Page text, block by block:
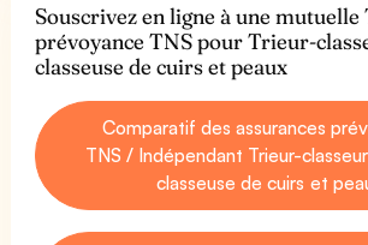
Souscrivez en ligne à une mutuelle
prévoyance TNS pour Trieur-
classeuse de cuirs et peaux
Comparatif des assurances
TNS / Indépendant Trieur-
classeuse de cuirs et